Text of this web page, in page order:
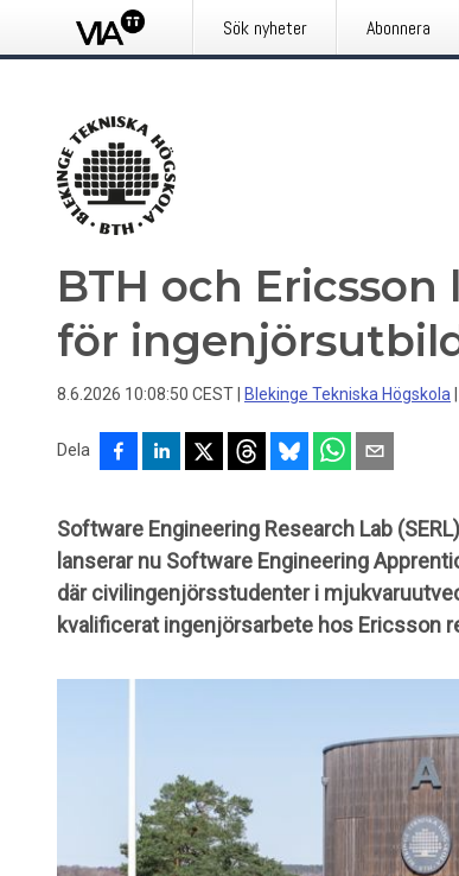
Sök nyheter Abonnera
BTH och
för
8.6.2026 10:08:50 CEST Blekinge Tekniska Högskola
Dela
Software Engineering Research Lab
lanserar nu Software Engineering
där civilingenjörsstudenter i
kvalificerat ingenjörsarbete hos Ericsson